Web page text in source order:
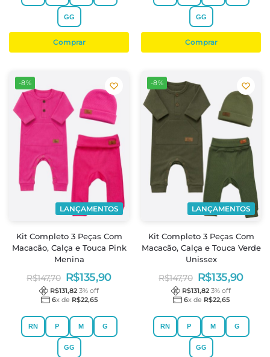
GG
Comprar
GG
Comprar
-8%
LANÇAMENTOS
Kit Completo 3 Peças Com
Macacão, Calça e Touca Pink
Menina
R$147,70 R$135,90
R$131,82 3% off
6x de R$22,65
RN P M G
GG
-8%
LANÇAMENTOS
Kit Completo 3 Peças Com
Macacão, Calça e Touca Verde
Unissex
R$147,70 R$135,90
R$131,82 3% off
6x de R$22,65
RN P M G
GG